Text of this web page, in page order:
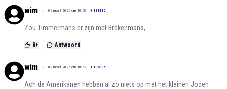
wim 02 maart 2025 om 10:58 + 138336
Zou Timmermans er zijn met Brekenmans,
8+ Antwoord
wim 02 maart 2025 om 10:57 + 138336
Ach de Amerikanen hebben al zo niets op met het kleinen Joden